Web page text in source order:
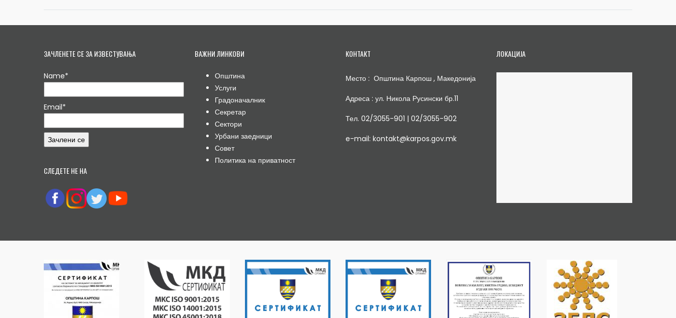
ЗАЧЛЕНЕТЕ СЕ ЗА ИЗВЕСТУВАЊА
Name*
Email*
СЛЕДЕТЕ НЕ НА
ВАЖНИ ЛИНКОВИ
Општина
Услуги
Градоначалник
Секретар
Сектори
Урбани заедници
Совет
Политика на приватност
КОНТАКТ
Место : Општина Карпош , Македонија
Адреса : ул. Никола Русински бр.11
Тел. 02/3055-901 | 02/3055-902
e-mail: kontakt@karpos.gov.mk
ЛОКАЦИЈА